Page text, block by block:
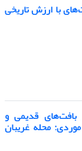
با ارزش تاریخی
بافت‌های قدیمی و
محله غریبان